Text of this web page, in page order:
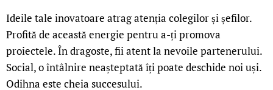
Ideile tale inovatoare atrag atenția colegilor și șefilor.
Profită de această energie pentru a-ți promova
proiectele. În dragoste, fii atent la nevoile partenerului.
Social, o întâlnire neașteptată îți poate deschide noi uși.
Odihna este cheia succesului.